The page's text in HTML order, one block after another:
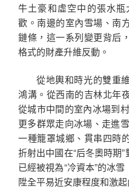
牛土豪和虛空中的張水
歡。南邊的室內雪場、南
鏈條，這一系列變更背后
格式的財產升維反動。
從地輿和時光的雙重
鴻溝。從西南的吉林北年
從城市中間的室內冰場到
更多群眾走向冰場、走進
一種籠罩城鄉、貫串四時
折射出中國在“后冬奧時
已經被視為“冷資本”的冰
陞全平易近安康程度和激起